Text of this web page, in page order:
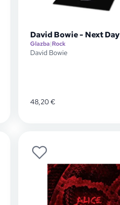
David Bowie - Next
Glazba|Rock
David Bowie
48,20€